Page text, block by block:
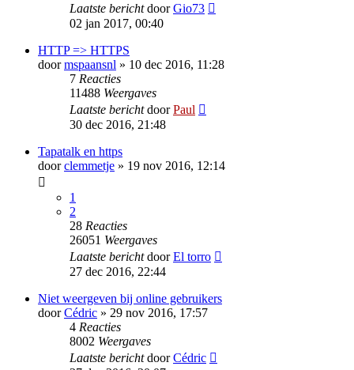
Laatste berichtdoorGio73
02 jan 2017, 00:40
HTTP => HTTPS
doormspaansnl » 10 dec 2016, 11:28
7 Reacties
11488 Weergaves
Laatste berichtdoorPaul
30 dec 2016, 21:48
Tapatalk en https
doorclemmetje » 19 nov 2016, 12:14
1
2
28 Reacties
26051 Weergaves
Laatste berichtdoorEl torro
27 dec 2016, 22:44
Niet weergeven bij online gebruikers
doorCédric » 29 nov 2016, 17:57
4 Reacties
8002 Weergaves
Laatste berichtdoorCédric